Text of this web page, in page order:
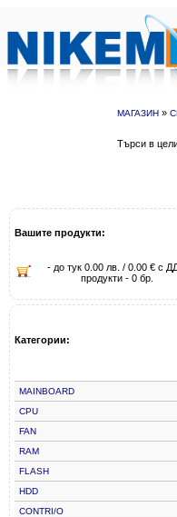
МАГАЗИН »
Търси в
Вашите продукти:
- до тук 0.00 лв. / 0.00 € с
продукти - 0 бр.
Категории:
MAINBOARD
CPU
FAN
RAM
FLASH
HDD
CONTRI/O